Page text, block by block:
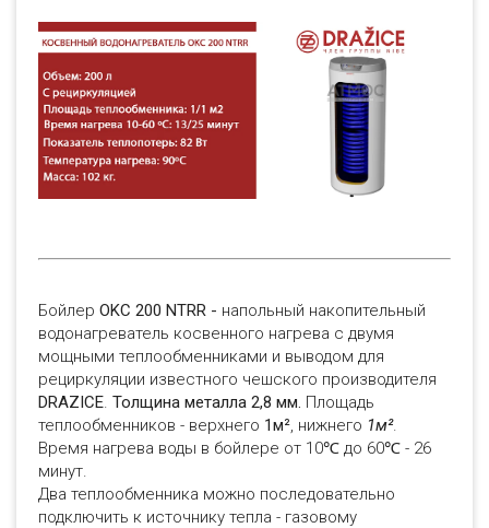
Бойлер OKC 200 NTRR - напольный накопительный
водонагреватель косвенного нагрева с двумя
мощными теплообменниками и выводом для
рециркуляции известного чешского производителя
DRAZICE. Толщина металла 2,8 мм. Площадь
теплообменников - верхнего 1м², нижнего 1м².
Время нагрева воды в бойлере от 10℃ до 60℃ - 26
минут.
Два теплообменника можно последовательно
подключить к источнику тепла - газовому